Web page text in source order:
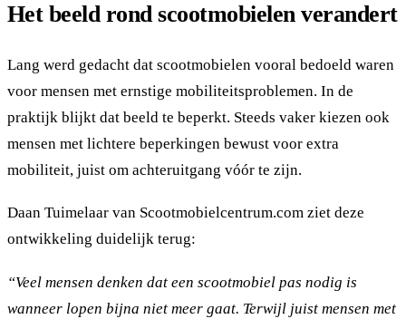
Het beeld rond scootmobielen verandert
Lang werd gedacht dat scootmobielen vooral bedoeld waren
voor mensen met ernstige mobiliteitsproblemen. In de
praktijk blijkt dat beeld te beperkt. Steeds vaker kiezen ook
mensen met lichtere beperkingen bewust voor extra
mobiliteit, juist om achteruitgang vóór te zijn.
Daan Tuimelaar van Scootmobielcentrum.com ziet deze
ontwikkeling duidelijk terug:
“Veel mensen denken dat een scootmobiel pas nodig is
wanneer lopen bijna niet meer gaat. Terwijl juist mensen met